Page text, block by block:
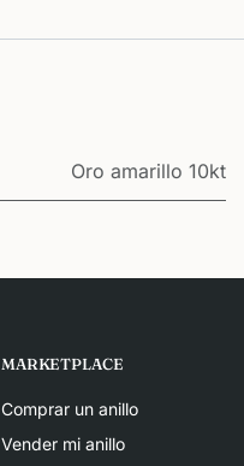
Oro amarillo 10kt
MARKETPLACE
Comprar un anillo
Vender mi anillo